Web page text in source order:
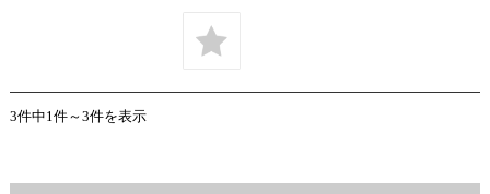
3件中1件～3件を表示